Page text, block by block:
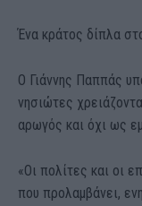
Ένα κράτος δίπλα
Ο Γιάννης Παππάς
νησιώτες
αρωγός και όχι ως
«Οι πολίτες και οι
που προλαμβάνει,